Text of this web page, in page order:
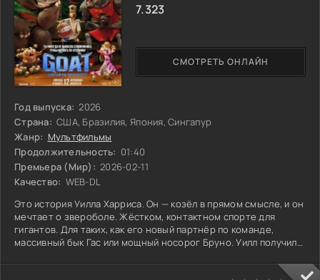
Год выпуска: 2026
Страна: США, Бразилия, Япония, Сингапур
Жанр: Мультфильмы
Продолжительность: 01:40
Премьера (Мир): 2026-02-11
Качество: WEB-DL
Это история Уилла Харриса. Он — козёл в прямом смысле, и он
мечтает о звероболе. Жёстком, контактном спорте для
гигантов. Для таких, как его новый партнёр по команде,
массивный бык Гас или мощный носорог Бруно. Уилл получил
смотрели свысока, в буквальном смысле. Видели лишь мелкую
СМОТРЕТЬ ОНЛАЙН
7.323